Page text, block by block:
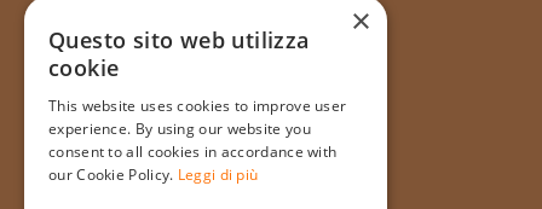
Via Galata, 31R - 16121 Genova
+39 010 565714
+39 348 1754128
info@pasticceriatagliafico.it
×
Questo sito web utilizza
cookie
This website uses cookies to improve user
experience. By using our website you
consent to all cookies in accordance with
our Cookie Policy. Leggi di più